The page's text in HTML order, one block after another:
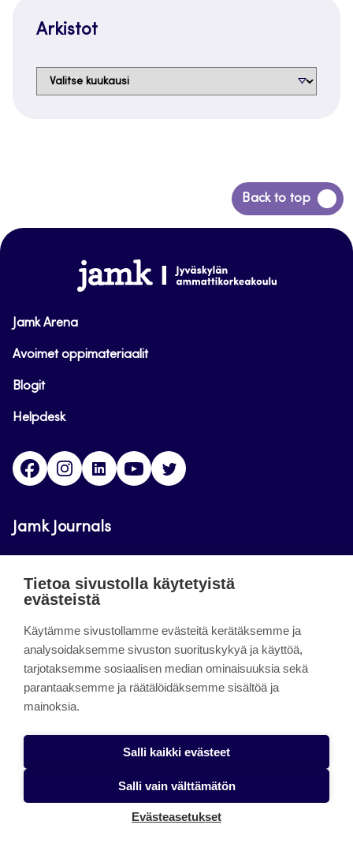
Arkistot
Arkistot
Back to top
Siirry
takaisin
www.jamk.fi
Jamk Arena
Avoimet oppimateriaalit
Blogit
Helpdesk
FacebookInstagram
LinkedInYoutube
Jamk Journals
luettavissa. Verkkolehtien tarkoituksena on tukea
innovaatiotoimintaa.
About the site
Jamkin verkkolehdet
Tietosuojaseloste
Tietoa sivustolla käytetyistä
evästeistä
Käytämme sivustollamme evästeitä kerätäksemme ja
analysoidaksemme sivuston suorituskykyä ja käyttöä,
tarjotaksemme sosiaalisen median ominaisuuksia sekä
parantaaksemme ja räätälöidäksemme sisältöä ja
mainoksia.
Salli kaikki evästeet
Salli vain välttämätön
Evästeasetukset